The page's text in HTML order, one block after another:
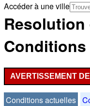
Accéder à une ville
AVERTISSEMENT
Conditions actuelles